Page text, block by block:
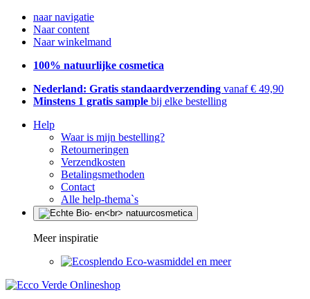
naar navigatie
Naar content
Naar winkelmand
100% natuurlijke cosmetica
Nederland: Gratis standaardverzending vanaf € 49,90
Minstens 1 gratis sample bij elke bestelling
Help
Waar is mijn bestelling?
Retourneringen
Verzendkosten
Betalingsmethoden
Contact
Alle help-thema`s
Meer inspiratie
Eco-wasmiddel en meer